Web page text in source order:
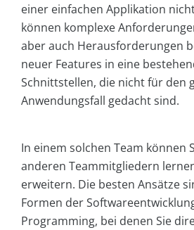
einer einfachen Applikation
können komplexe
aber auch Herausforderungen
neuer Features in eine
Schnittstellen, die nicht für den
Anwendungsfall gedacht sind.
In einem solchen Team können
anderen Teammitgliedern
erweitern. Die besten Ansätze
Formen der
Programming, bei denen Sie